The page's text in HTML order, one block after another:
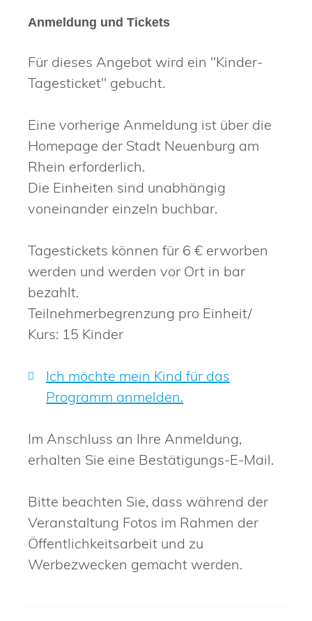
Anmeldung und Tickets
Für dieses Angebot wird ein "Kinder-
Tagesticket" gebucht.
Eine vorherige Anmeldung ist über die
Homepage der Stadt Neuenburg am
Rhein erforderlich.
Die Einheiten sind unabhängig
voneinander einzeln buchbar.
Tagestickets können für 6 € erworben
werden und werden vor Ort in bar
bezahlt.
Teilnehmerbegrenzung pro Einheit/
Kurs: 15 Kinder
Ich möchte mein Kind für das
Programm anmelden.
Im Anschluss an Ihre Anmeldung,
erhalten Sie eine Bestätigungs-E-Mail.
Bitte beachten Sie, dass während der
Veranstaltung Fotos im Rahmen der
Öffentlichkeitsarbeit und zu
Werbezwecken gemacht werden.